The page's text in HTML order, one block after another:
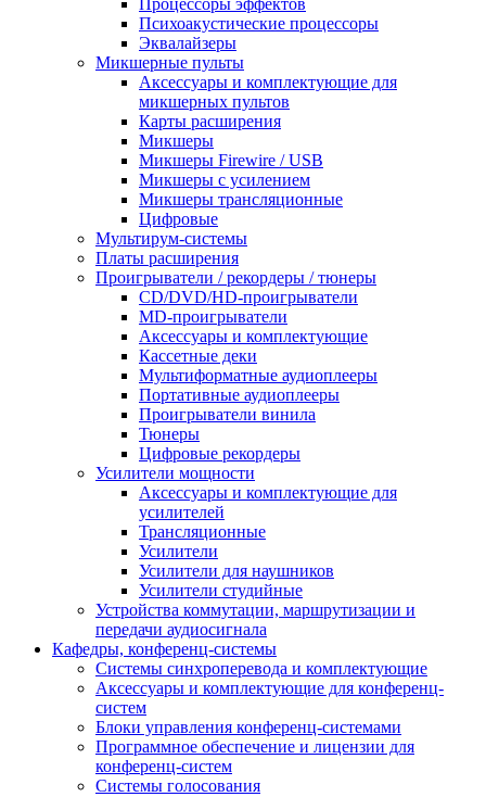
Процессоры эффектов
Психоакустические процессоры
Эквалайзеры
Микшерные пульты
Аксессуары и комплектующие для
микшерных пультов
Карты расширения
Микшеры
Микшеры Firewire / USB
Микшеры с усилением
Микшеры трансляционные
Цифровые
Мультирум-системы
Платы расширения
Проигрыватели / рекордеры / тюнеры
CD/DVD/HD-проигрыватели
MD-проигрыватели
Аксессуары и комплектующие
Кассетные деки
Мультиформатные аудиоплееры
Портативные аудиоплееры
Проигрыватели винила
Тюнеры
Цифровые рекордеры
Усилители мощности
Аксессуары и комплектующие для
усилителей
Трансляционные
Усилители
Усилители для наушников
Усилители студийные
Устройства коммутации, маршрутизации и
передачи аудиосигнала
Кафедры, конференц-системы
Cистемы синхроперевода и комплектующие
Аксессуары и комплектующие для конференц-
систем
Блоки управления конференц-системами
Программное обеспечение и лицензии для
конференц-систем
Системы голосования